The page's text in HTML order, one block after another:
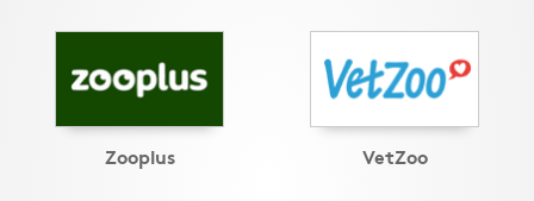
Zooplus VetZoo